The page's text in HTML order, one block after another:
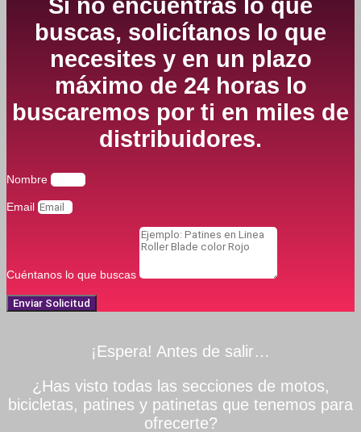
Si no encuentras lo que
buscas, solicítanos lo que
necesites y en un plazo
máximo de 24 horas lo
buscaremos por ti en miles de
distribuidores.
Nombre
Email
Cuéntanos lo que buscas
Enviar Solicitud
¡Espera! Antes de salir…
¿Has visto todas las secciones de motos,
bicicletas, patines y patinetas que tenemos para
ofrecerte?